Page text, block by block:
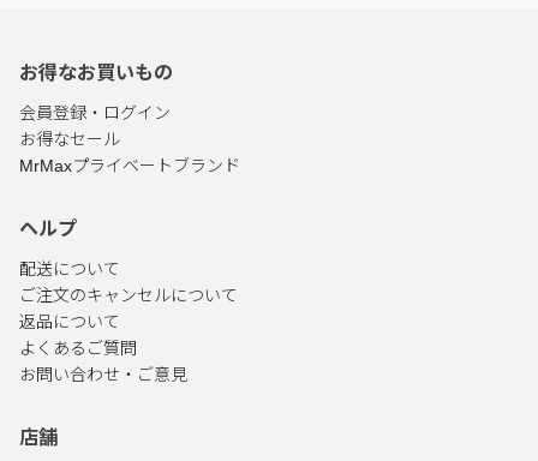
お得なお買いもの
会員登録・ログイン
お得なセール
MrMaxプライベートブランド
ヘルプ
配送について
ご注文のキャンセルについて
返品について
よくあるご質問
お問い合わせ・ご意見
店舗